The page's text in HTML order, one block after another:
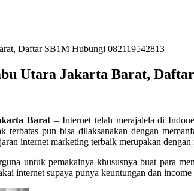
Daftar SB1M Hubungi 082119542813
Utara Jakarta Barat,
Barat– Internet telah merajalela di
pun bisa dilaksanakan dengan
internet marketing terbaik merupakan
untuk pemakainya khususnya buat para
internet supaya punya keuntungan dan